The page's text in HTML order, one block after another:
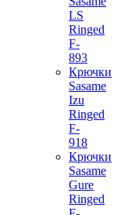
LS
Ringed
F-
893
Крючки
Sasame
Izu
Ringed
F-
918
Крючки
Sasame
Gure
Ringed